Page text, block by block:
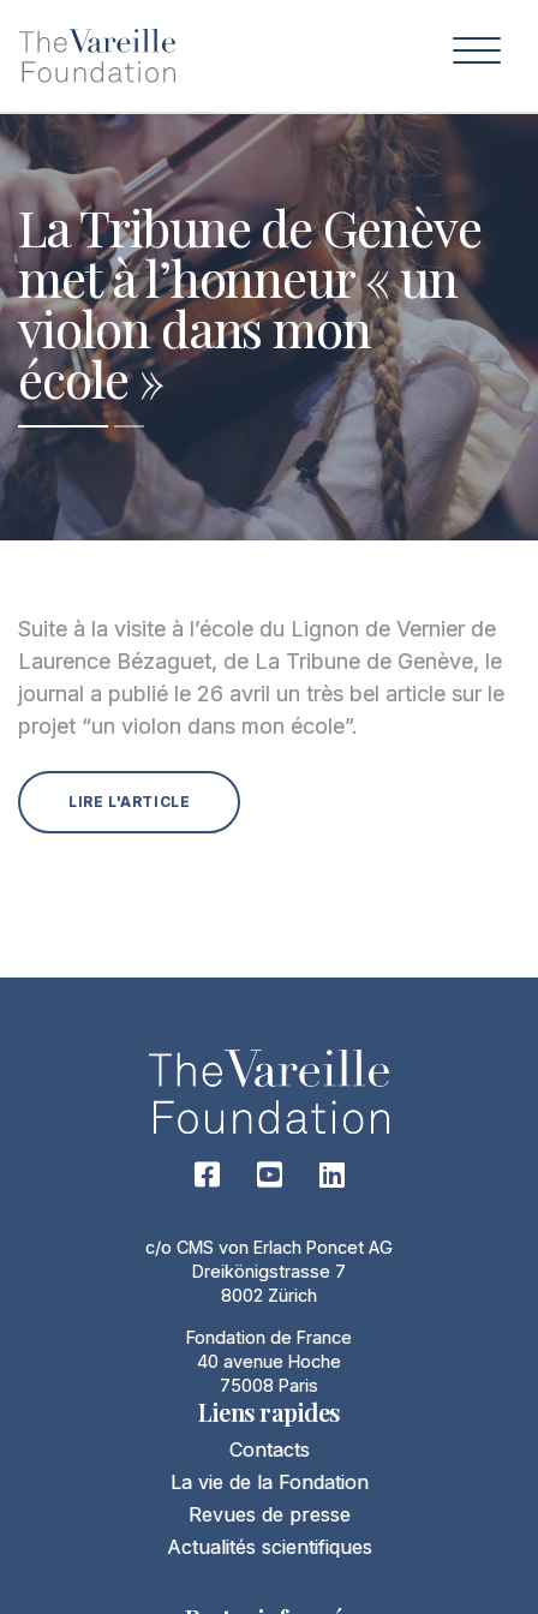
La Tribune de Genève
met à l’honneur « un
violon dans mon
école »
Suite à la visite à l’école du Lignon de Vernier de
Laurence Bézaguet, de La Tribune de Genève, le
journal a publié le 26 avril un très bel article sur le
projet “un violon dans mon école”.
LIRE L'ARTICLE
c/o CMS von Erlach Poncet AG
Dreikönigstrasse 7
8002 Zürich
Fondation de France
40 avenue Hoche
75008 Paris
Liens rapides
Contacts
La vie de la Fondation
Revues de presse
Actualités scientifiques